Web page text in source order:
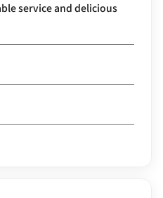
service and delicious